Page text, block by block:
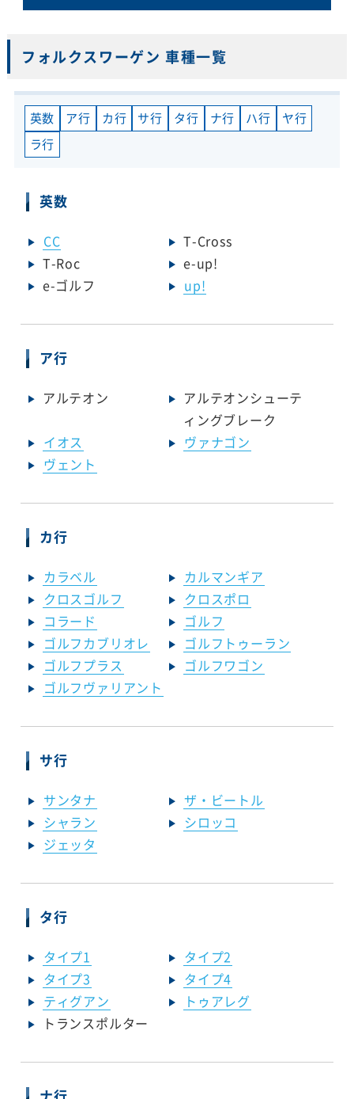
フォルクスワーゲン 車種一覧
英数 ア行 カ行 サ行 タ行 ナ行 ハ行
ヤ行
ラ行
英数
CC
T-Cross
T-Roc
e-up!
e-ゴルフ
up!
ア行
アルテオン
アルテオンシューテ
ィングブレーク
イオス
ヴァナゴン
ヴェント
カ行
カラベル
カルマンギア
クロスゴルフ
クロスポロ
コラード
ゴルフ
ゴルフカブリオレ
ゴルフトゥーラン
ゴルフプラス
ゴルフワゴン
ゴルフヴァリアント
サ行
サンタナ
ザ・ビートル
シャラン
シロッコ
ジェッタ
タ行
タイプ1
タイプ2
タイプ3
タイプ4
ティグアン
トゥアレグ
トランスポルター